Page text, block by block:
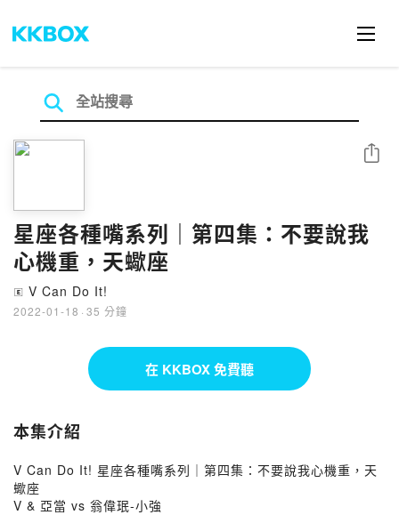
星座各種嘴系列｜第四集：不要說我
心機重，天蠍座
🄴 V Can Do It!
2022-01-18 · 35 分鐘
分享
在 KKBOX 免費聽
本集介紹
V Can Do It! 星座各種嘴系列｜第四集：不要說我心機重，天
蠍座
V & 亞當 vs 翁偉珉-小強